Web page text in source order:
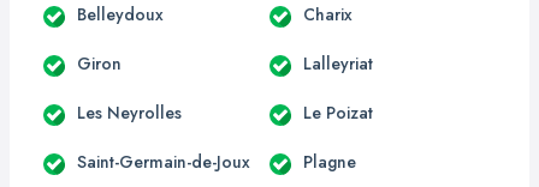
Belleydoux Charix
Giron Lalleyriat
Les Neyrolles Le Poizat
Saint-Germain-de-Joux Plagne